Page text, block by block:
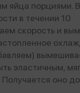
яйца порциями.
в течении 10
скорость и
эластичным,
Получается оно